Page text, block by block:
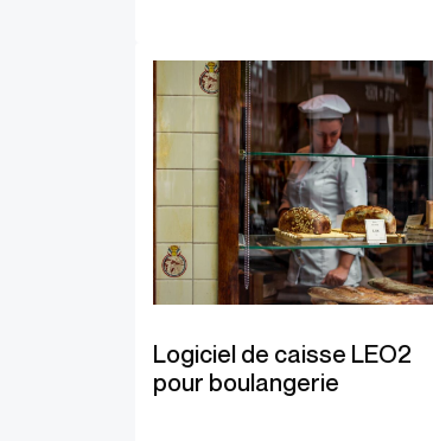
Logiciel de caisse LEO2
pour boulangerie